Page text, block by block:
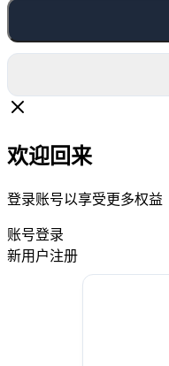
欢迎回来
登录账号以享受更多权益
账号登录
新用户注册